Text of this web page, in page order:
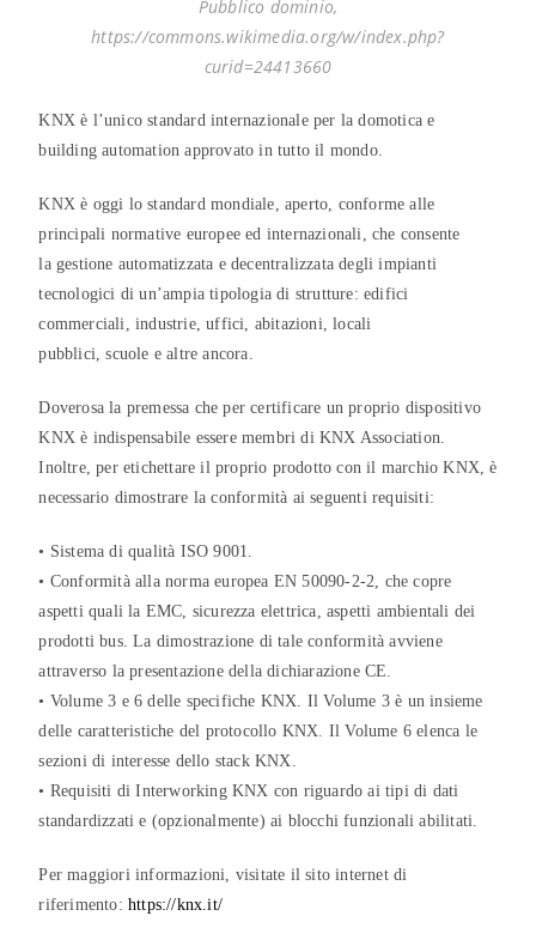
Pubblico dominio,
https://commons.wikimedia.org/w/index.php?
curid=24413660
KNX è l’unico standard internazionale per la domotica e
building automation approvato in tutto il mondo.
KNX è oggi lo standard mondiale, aperto, conforme alle
principali normative europee ed internazionali, che consente
la gestione automatizzata e decentralizzata degli impianti
tecnologici di un’ampia tipologia di strutture: edifici
commerciali, industrie, uffici, abitazioni, locali
pubblici, scuole e altre ancora.
Doverosa la premessa che per certificare un proprio dispositivo
KNX è indispensabile essere membri di KNX Association.
Inoltre, per etichettare il proprio prodotto con il marchio KNX, è
necessario dimostrare la conformità ai seguenti requisiti:
• Sistema di qualità ISO 9001.
• Conformità alla norma europea EN 50090-2-2, che copre
aspetti quali la EMC, sicurezza elettrica, aspetti ambientali dei
prodotti bus. La dimostrazione di tale conformità avviene
attraverso la presentazione della dichiarazione CE.
• Volume 3 e 6 delle specifiche KNX. Il Volume 3 è un insieme
delle caratteristiche del protocollo KNX. Il Volume 6 elenca le
sezioni di interesse dello stack KNX.
• Requisiti di Interworking KNX con riguardo ai tipi di dati
standardizzati e (opzionalmente) ai blocchi funzionali abilitati.
Per maggiori informazioni, visitate il sito internet di
riferimento:https://knx.it/